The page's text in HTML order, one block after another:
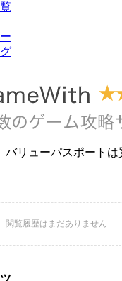
バリューパスポート